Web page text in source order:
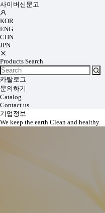
사이버신문고
KOR
ENG
CHN
JPN
Products Search
카탈로그
문의하기
Catalog
Contact us
기업정보
We keep the earth Clean and healthy.